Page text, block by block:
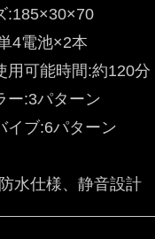
:185×30×70
4電池×2本
用可能時間:約120分
ー:3パターン
イブ:6パターン
水仕様、静音設計